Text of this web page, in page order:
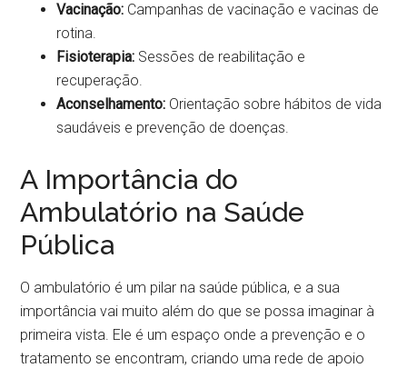
Vacinação: Campanhas de vacinação e vacinas de
rotina.
Fisioterapia: Sessões de reabilitação e
recuperação.
Aconselhamento: Orientação sobre hábitos de vida
saudáveis e prevenção de doenças.
A Importância do
Ambulatório na Saúde
Pública
O ambulatório é um pilar na saúde pública, e a sua
importância vai muito além do que se possa imaginar à
primeira vista. Ele é um espaço onde a prevenção e o
tratamento se encontram, criando uma rede de apoio